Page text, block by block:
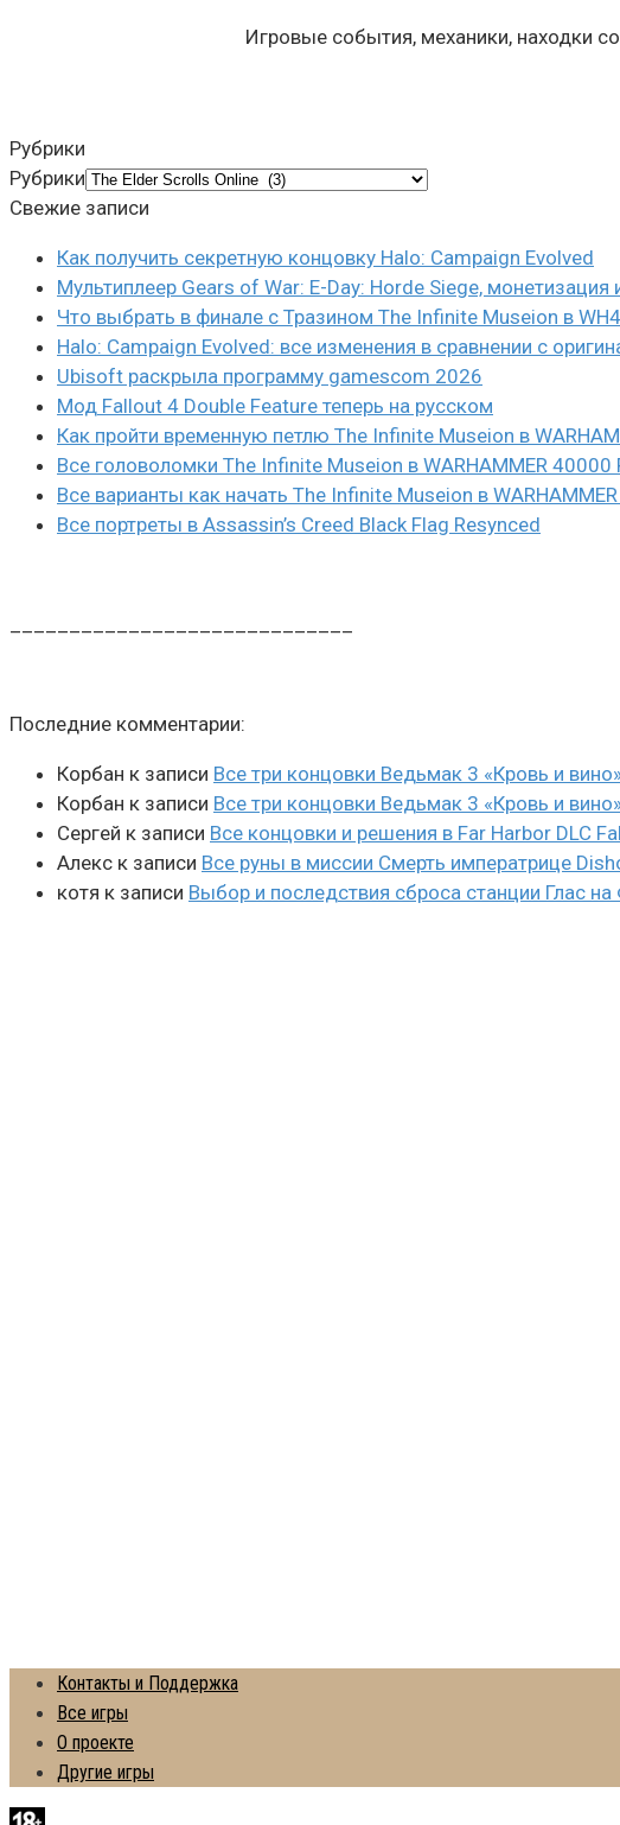
Игровые события, механики, находки
Рубрики
Рубрики
Свежие записи
Как получить секретную концовку Halo: Campaign Evolved
Мультиплеер Gears of War: E-Day: Horde Siege, монетизация
Что выбрать в финале с Тразином The Infinite Museion в
Halo: Campaign Evolved: все изменения в сравнении с
Ubisoft раскрыла программу gamescom 2026
Мод Fallout 4 Double Feature теперь на русском
Как пройти временную петлю The Infinite Museion в
Все головоломки The Infinite Museion в WARHAMMER 40000
Все варианты как начать The Infinite Museion в
Все портреты в Assassin’s Creed Black Flag Resynced
Последние комментарии:
Корбан к записи Все три концовки Ведьмак 3 «Кровь и
Корбан к записи Все три концовки Ведьмак 3 «Кровь и
Сергей к записи Все концовки и решения в Far Harbor DLC
Алекс к записи Все руны в миссии Смерть императрице
котя к записи Выбор и последствия сброса станции Глас
Контакты и Поддержка
Все игры
О проекте
Другие игры